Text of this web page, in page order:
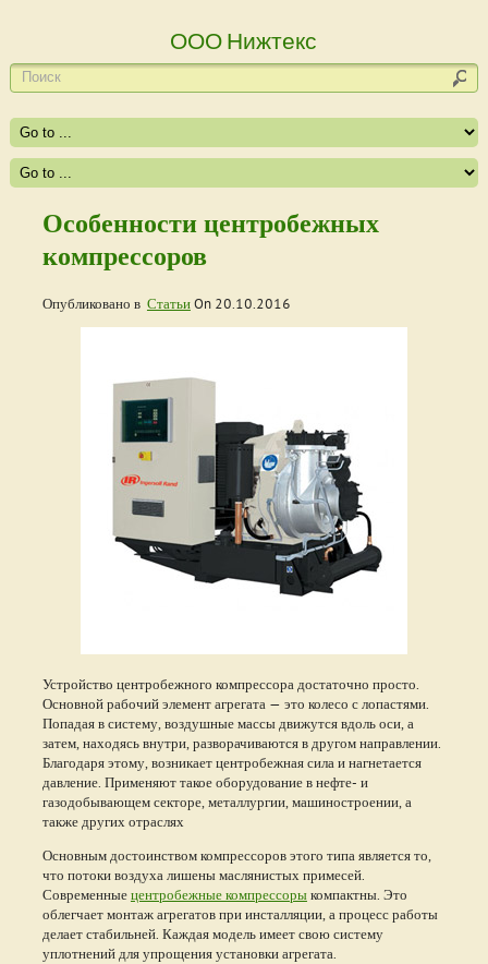
ООО Нижтекс
Особенности центробежных
компрессоров
Опубликовано в СтатьиOn 20.10.2016
Устройство центробежного компрессора достаточно просто.
Основной рабочий элемент агрегата — это колесо с лопастями.
Попадая в систему, воздушные массы движутся вдоль оси, а
затем, находясь внутри, разворачиваются в другом направлении.
Благодаря этому, возникает центробежная сила и нагнетается
давление. Применяют такое оборудование в нефте- и
газодобывающем секторе, металлургии, машиностроении, а
также других отраслях
Основным достоинством компрессоров этого типа является то,
что потоки воздуха лишены маслянистых примесей.
Современныецентробежные компрессорыкомпактны. Это
облегчает монтаж агрегатов при инсталляции, а процесс работы
делает стабильней. Каждая модель имеет свою систему
уплотнений для упрощения установки агрегата.